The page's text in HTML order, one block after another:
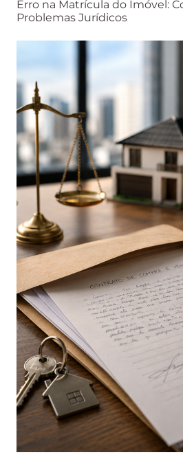
Erro na Matrícula do Imóvel:
Problemas Jurídicos